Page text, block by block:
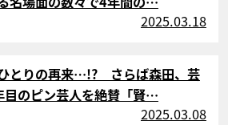
2025.03.18
とりの再来…!? さらば森田、芸
目のピン芸人を絶賛「賢…
2025.03.08